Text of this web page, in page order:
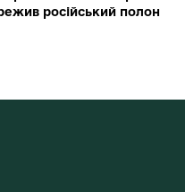
російський полон